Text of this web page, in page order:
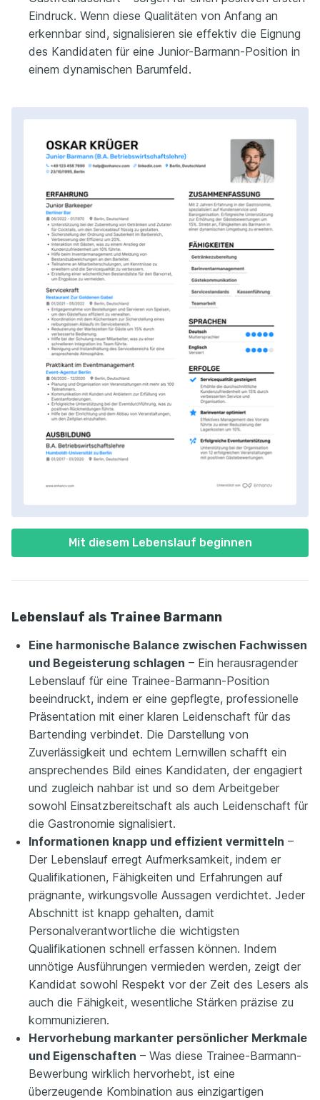
Mit diesem Lebenslauf beginnen
Eindruck. Wenn diese Qualitäten von Anfang an
erkennbar sind, signalisieren sie effektiv die Eignung
des Kandidaten für eine Junior-Barmann-Position in
einem dynamischen Barumfeld.
Lebenslauf als Trainee Barmann
Eine harmonische Balance zwischen Fachwissen
und Begeisterung schlagen – Ein herausragender
Lebenslauf für eine Trainee-Barmann-Position
beeindruckt, indem er eine gepflegte, professionelle
Präsentation mit einer klaren Leidenschaft für das
Bartending verbindet. Die Darstellung von
Zuverlässigkeit und echtem Lernwillen schafft ein
ansprechendes Bild eines Kandidaten, der engagiert
und zugleich nahbar ist und so dem Arbeitgeber
sowohl Einsatzbereitschaft als auch Leidenschaft für
die Gastronomie signalisiert.
Informationen knapp und effizient vermitteln –
Der Lebenslauf erregt Aufmerksamkeit, indem er
Qualifikationen, Fähigkeiten und Erfahrungen auf
prägnante, wirkungsvolle Aussagen verdichtet. Jeder
Abschnitt ist knapp gehalten, damit
Personalverantwortliche die wichtigsten
Qualifikationen schnell erfassen können. Indem
unnötige Ausführungen vermieden werden, zeigt der
Kandidat sowohl Respekt vor der Zeit des Lesers als
auch die Fähigkeit, wesentliche Stärken präzise zu
kommunizieren.
Hervorhebung markanter persönlicher Merkmale
und Eigenschaften – Was diese Trainee-Barmann-
Bewerbung wirklich hervorhebt, ist eine
überzeugende Kombination aus einzigartigen